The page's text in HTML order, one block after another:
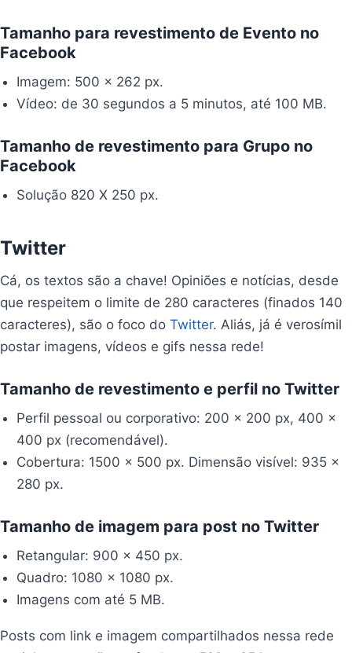
Tamanho para revestimento de Evento no
Facebook
Imagem: 500 x 262 px.
Vídeo: de 30 segundos a 5 minutos, até 100 MB.
Tamanho de revestimento para Grupo no
Facebook
Solução 820 X 250 px.
Twitter
Cá, os textos são a chave! Opiniões e notícias, desde
que respeitem o limite de 280 caracteres (finados 140
caracteres), são o foco do Twitter. Aliás, já é verosímil
postar imagens, vídeos e gifs nessa rede!
Tamanho de revestimento e perfil no Twitter
Perfil pessoal ou corporativo: 200 x 200 px, 400 x
400 px (recomendável).
Cobertura: 1500 x 500 px. Dimensão visível: 935 x
280 px.
Tamanho de imagem para post no Twitter
Retangular: 900 x 450 px.
Quadro: 1080 x 1080 px.
Imagens com até 5 MB.
Posts com link e imagem compartilhados nessa rede